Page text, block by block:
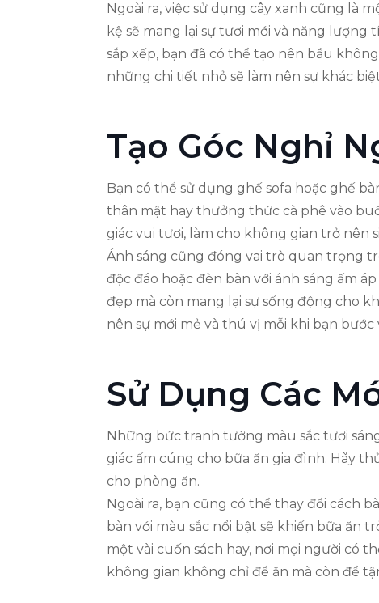
Ngoài ra, việc sử dụng cây xanh cũng là
kệ sẽ mang lại sự tươi mới và năng
sắp xếp, bạn đã có thể tạo nên bầu
những chi tiết nhỏ sẽ làm nên sự khác
Tạo Góc Nghỉ
Bạn có thể sử dụng ghế sofa hoặc ghế
thân mật hay thưởng thức cà phê vào
giác vui tươi, làm cho không gian trở nên
Ánh sáng cũng đóng vai trò quan trọng
độc đáo hoặc đèn bàn với ánh sáng ấm
đẹp mà còn mang lại sự sống động cho
nên sự mới mẻ và thú vị mỗi khi bạn bước
Sử Dụng Các
Những bức tranh tường màu sắc tươi
giác ấm cúng cho bữa ăn gia đình. Hãy
cho phòng ăn.
Ngoài ra, bạn cũng có thể thay đổi cách
bàn với màu sắc nổi bật sẽ khiến bữa ăn
một vài cuốn sách hay, nơi mọi người có
không gian không chỉ để ăn mà còn để